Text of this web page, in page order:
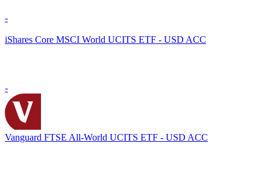
-
iShares Core MSCI World UCITS ETF - USD ACC
-
Vanguard FTSE All-World UCITS ETF - USD ACC